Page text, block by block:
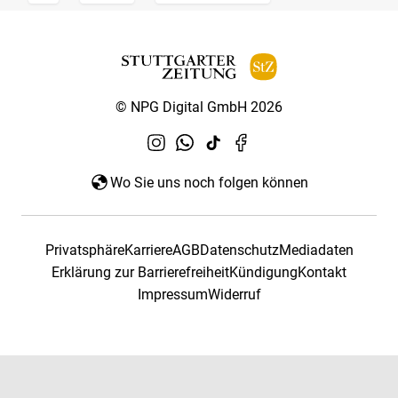
© NPG Digital GmbH 2026
Wo Sie uns noch folgen können
PrivatsphäreKarriereAGBDatenschutzMediadaten
Erklärung zur BarrierefreiheitKündigungKontakt
ImpressumWiderruf